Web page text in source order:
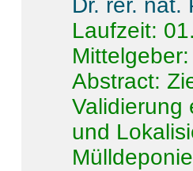
Dr. rer. nat.
Laufzeit:
Abstract:
Validierung
und